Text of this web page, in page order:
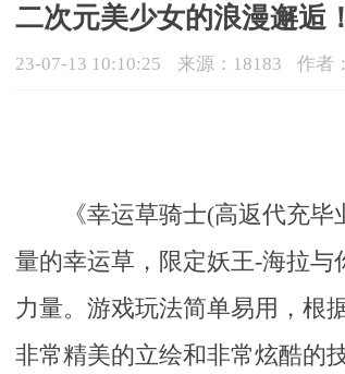
二次元美少女的浪漫邂逅
23-07-13 10:10:25 来源：18183 作者
《幸运草骑士(高返代充
量的幸运草，限定妖王-海拉
力量。游戏玩法简单易用，根
非常精美的立绘和非常炫酷的